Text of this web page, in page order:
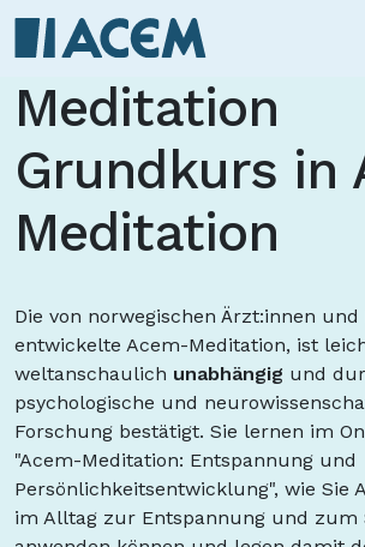
Skip to
Meditation
Grundkurs in
Meditation
Die von norwegischen Ärzt:innen und
entwickelte Acem-Meditation, ist
weltanschaulich unabhängig und
psychologische und
Forschung bestätigt. Sie lernen im
"Acem-Meditation: Entspannung und
Persönlichkeitsentwicklung", wie Sie
im Alltag zur Entspannung und zum